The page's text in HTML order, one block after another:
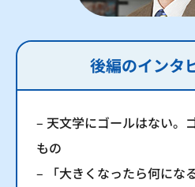
後編のインタ
– 天文学にゴールはない。
もの
– 「大きくなったら何にな